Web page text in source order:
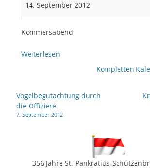
14. September 2012
Kommersabend
Weiterlesen
Kompletten
Beitragsnavigation
Vogelbegutachtung durch
die Offiziere
7. September 2012
356 Jahre St.-Pankratius-